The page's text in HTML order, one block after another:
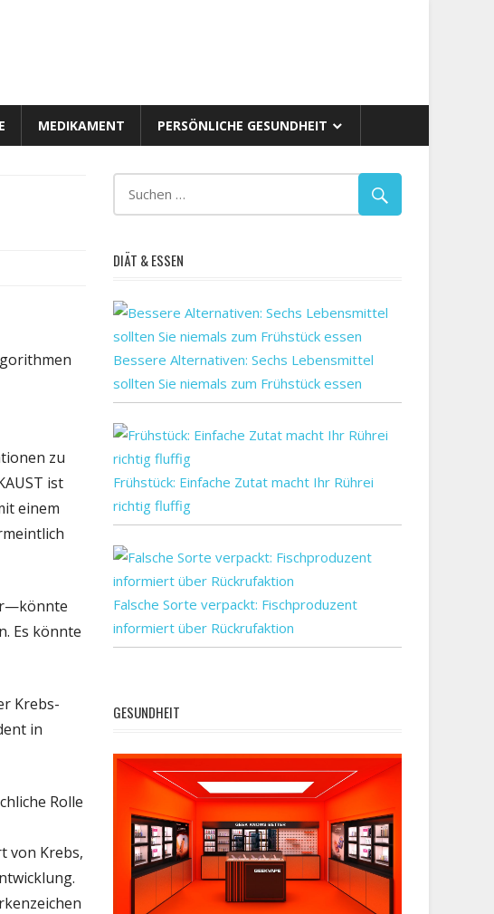
MEDIKAMENT PERSÖNLICHE GESUNDHEIT
zu
ist
einem
Es könnte
Krebs-
in
Rolle
von Krebs,
DIÄT & ESSEN
Bessere Alternativen: Sechs Lebensmittel
sollten Sie niemals zum Frühstück essen
Frühstück: Einfache Zutat macht Ihr Rührei
richtig fluffig
Falsche Sorte verpackt: Fischproduzent
informiert über Rückrufaktion
GESUNDHEIT